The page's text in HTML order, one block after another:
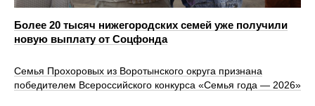
Более 20 тысяч нижегородских семей уже получили
новую выплату от Соцфонда
Семья Прохоровых из Воротынского округа признана
победителем Всероссийского конкурса «Семья года — 2026»